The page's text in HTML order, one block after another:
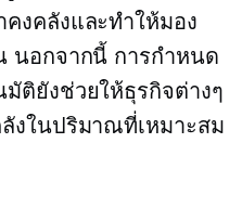
งคลังและทำให้มอง
นอกจากนี้ การกำหนด
ติยังช่วยให้ธุรกิจต่างๆ
งในปริมาณที่เหมาะสม